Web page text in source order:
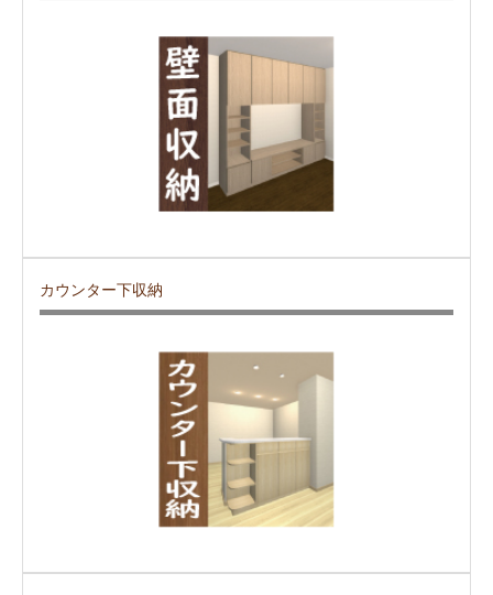
カウンター下収納